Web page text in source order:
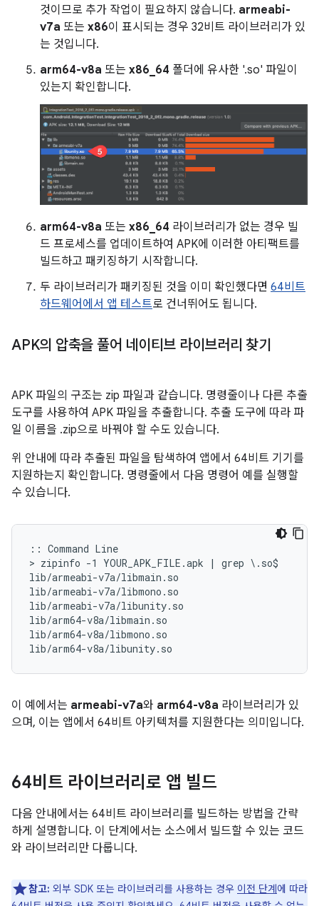
것이므로 추가 작업이 필요하지 않습니다. armeabi-
v7a 또는 x86이 표시되는 경우 32비트 라이브러리가 있
는 것입니다.
arm64-v8a 또는 x86_64 폴더에 유사한 '.so' 파일이
있는지 확인합니다.
arm64-v8a 또는 x86_64 라이브러리가 없는 경우 빌
드 프로세스를 업데이트하여 APK에 이러한 아티팩트를
빌드하고 패키징하기 시작합니다.
두 라이브러리가 패키징된 것을 이미 확인했다면 64비트
하드웨어에서 앱 테스트로 건너뛰어도 됩니다.
APK의 압축을 풀어 네이티브 라이브러리 찾기
APK 파일의 구조는 zip 파일과 같습니다. 명령줄이나 다른 추출
도구를 사용하여 APK 파일을 추출합니다. 추출 도구에 따라 파
일 이름을 .zip으로 바꿔야 할 수도 있습니다.
위 안내에 따라 추출된 파일을 탐색하여 앱에서 64비트 기기를
지원하는지 확인합니다. 명령줄에서 다음 명령어 예를 실행할
수 있습니다.
:: Command Line
> zipinfo -1 YOUR_APK_FILE.apk | grep \.so$
lib/armeabi-v7a/libmain.so
lib/armeabi-v7a/libmono.so
lib/armeabi-v7a/libunity.so
lib/arm64-v8a/libmain.so
lib/arm64-v8a/libmono.so
이 예에서는 armeabi-v7a와 arm64-v8a 라이브러리가 있
으며, 이는 앱에서 64비트 아키텍처를 지원한다는 의미입니다.
64비트 라이브러리로 앱 빌드
다음 안내에서는 64비트 라이브러리를 빌드하는 방법을 간략
하게 설명합니다. 이 단계에서는 소스에서 빌드할 수 있는 코드
와 라이브러리만 다룹니다.
참고: 외부 SDK 또는 라이브러리를 사용하는 경우 이전 단계 에 따라